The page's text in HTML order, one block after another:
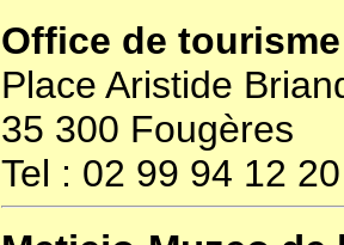
Office de tourisme
Place Aristide
35 300 Fougères
Tel : 02 99 94 12 20